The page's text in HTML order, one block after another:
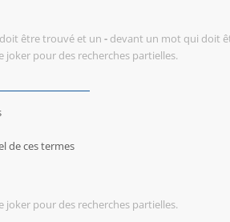
être trouvé et un - devant un mot qui doit
joker pour des recherches partielles.
de ces termes
joker pour des recherches partielles.